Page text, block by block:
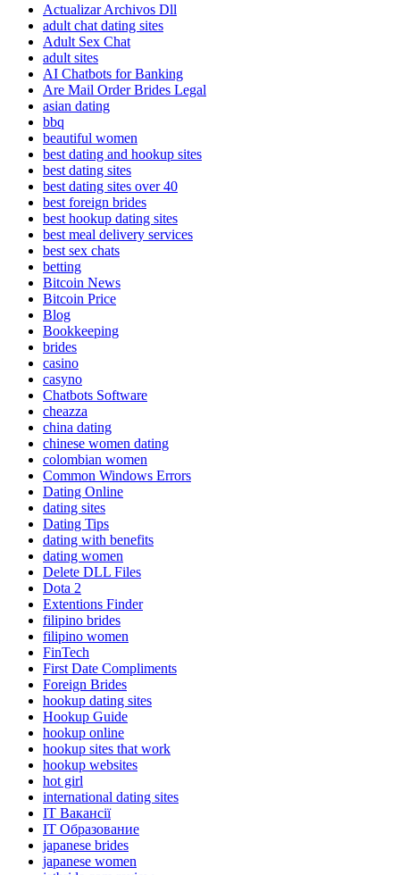
Actualizar Archivos Dll
adult chat dating sites
Adult Sex Chat
adult sites
AI Chatbots for Banking
Are Mail Order Brides Legal
asian dating
bbq
beautiful women
best dating and hookup sites
best dating sites
best dating sites over 40
best foreign brides
best hookup dating sites
best meal delivery services
best sex chats
betting
Bitcoin News
Bitcoin Price
Blog
Bookkeeping
brides
casino
casyno
Chatbots Software
cheazza
china dating
chinese women dating
colombian women
Common Windows Errors
Dating Online
dating sites
Dating Tips
dating with benefits
dating women
Delete DLL Files
Dota 2
Extentions Finder
filipino brides
filipino women
FinTech
First Date Compliments
Foreign Brides
hookup dating sites
Hookup Guide
hookup online
hookup sites that work
hookup websites
hot girl
international dating sites
IT Вакансії
IT Образование
japanese brides
japanese women